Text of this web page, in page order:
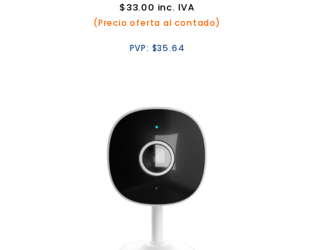
$33.00 inc. IVA
(Precio oferta al contado)
PVP: $35.64